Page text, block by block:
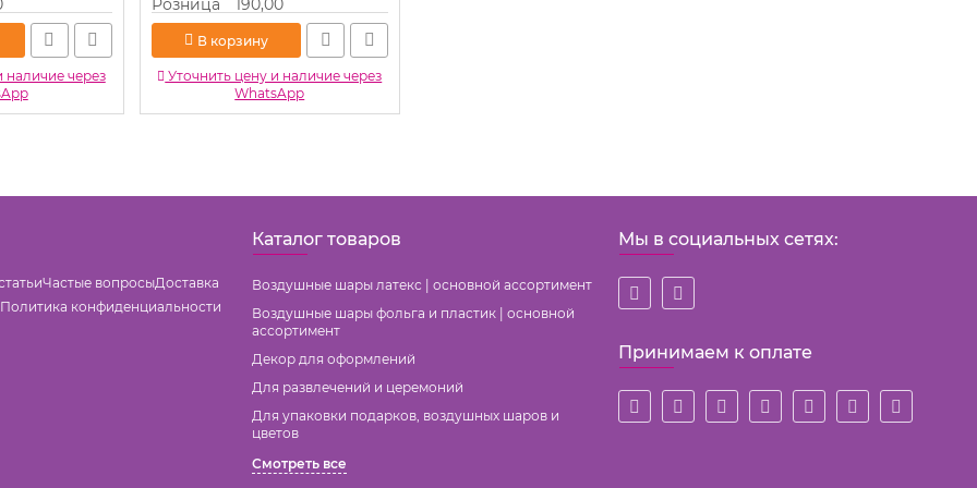
наличие через
Розница 190,00
В корзину
Уточнить цену и наличие через
WhatsApp
Частые вопросыДоставка
Политика конфиденциальности
Каталог товаров
Воздушные шары латекс | основной ассортимент
Воздушные шары фольга и пластик | основной
ассортимент
Декор для оформлений
Для развлечений и церемоний
Для упаковки подарков, воздушных шаров и
цветов
Смотреть все
Мы в социальных сетях:
Принимаем к оплате